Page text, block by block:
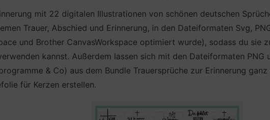
mit 22 digitalen Illustrationen von schönen deutschen
Trauer, Abschied und Erinnerung, in den Dateiformaten Svg,
und Brother CanvasWorkspace optimiert wurde), sodass du sie
kannst. Außerdem lassen sich mit den Dateiformaten PNG
& Co) aus dem Bundle Trauersprüche zur Erinnerung
für Kerzen erstellen.